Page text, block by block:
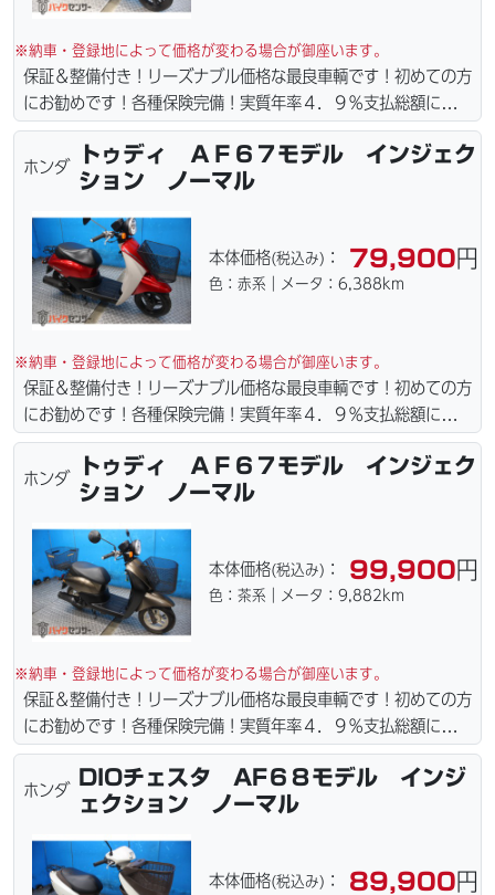
※納車・登録地によって価格が変わる場合が御座います。
保証＆整備付き！リーズナブル価格な最良車輌です！初めての方
にお勧めです！各種保険完備！実質年率４．９％支払総額に自賠
責保険１年含まれてます。全国どこでも１万円〜4.5万円にて配
達致します！！（離島の場合は港止めになります）ｗｅｂロー
ン・カード各種取り扱ってます。タイヤ・ブレーキパッド・ベル
ズナブルな価格にて消耗品交換プラン１万〜ご用意しておりま
す。詳しくはお問合わせ下さい。ご契約後の取り置き＆保管無料
サービス行ってます。当社ホームページにて詳細画像見れます。
ホンダ
トゥディ ＡＦ６７モデル インジェク
ション ノーマル
本体価格(税込み) ： 79,900円
色：赤系｜メータ：6,388km
※納車・登録地によって価格が変わる場合が御座います。
保証＆整備付き！リーズナブル価格な最良車輌です！初めての方
にお勧めです！各種保険完備！実質年率４．９％支払総額に自賠
責保険１年含まれてます。全国どこでも１万円〜4.5万円にて配
達致します！！（離島の場合は港止めになります）ｗｅｂロー
ン・カード各種取り扱ってます。タイヤ・ブレーキパッド・ベル
ズナブルな価格にて消耗品交換プラン１万〜ご用意しておりま
す。詳しくはお問合わせ下さい。ご契約後の取り置き＆保管無料
サービス行ってます。当社ホームページにて詳細画像見れます。
ホンダ
トゥディ ＡＦ６７モデル インジェク
ション ノーマル
本体価格(税込み) ： 99,900円
色：茶系｜メータ：9,882km
※納車・登録地によって価格が変わる場合が御座います。
保証＆整備付き！リーズナブル価格な最良車輌です！初めての方
にお勧めです！各種保険完備！実質年率４．９％支払総額に自賠
責保険１年含まれてます。全国どこでも１万円〜4.5万円にて配
達致します！！（離島の場合は港止めになります）ｗｅｂロー
ン・カード各種取り扱ってます。タイヤ・ブレーキパッド・ベル
ズナブルな価格にて消耗品交換プラン１万〜ご用意しておりま
す。詳しくはお問合わせ下さい。ご契約後の取り置き＆保管無料
ホンダ
DIOチェスタ AF６８モデル インジ
ェクション ノーマル
本体価格(税込み) ： 89,900円